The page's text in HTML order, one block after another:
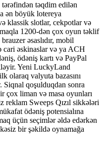
təqdim edilən
ən böyük lotereya
klassik slotlar, cekpotlar və
1200-dən çox oyun təklif
əsaslıdır, mobil
cari əskinaslar və ya ACH
ödəniş kartı və PayPal
Yeni LuckyLand
olaraq valyuta bazasını
qoşulduqdan sonra
çox liman və masa oyunları
reklam Sweeps Qızıl sikkələri
ödəniş potensialına
üçün seçimlər əldə edərkən
bir şəkildə oynamağa